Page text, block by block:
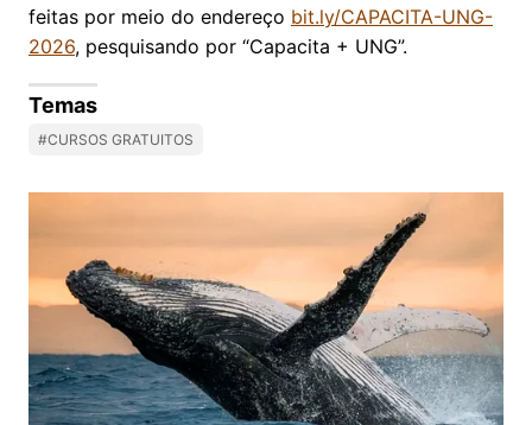
feitas por meio do endereço bit.ly/CAPACITA-UNG-
2026, pesquisando por “Capacita + UNG”.
Temas
#CURSOS GRATUITOS